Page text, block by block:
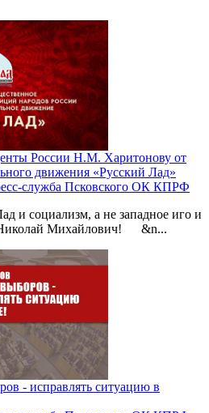
России Н.М. Харитонову от
движения «Русский Лад»
служба Псковского ОК КПРФ
и социализм, а не западное иго и
Николай Михайлович! &n...
- исправлять ситуацию в